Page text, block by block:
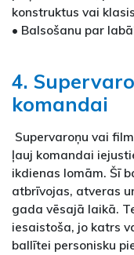
konstruktus vai
• Balsošanu par
4.
komandai
Supervaroņu vai
ļauj komandai
ikdienas lomām. Šī
atbrīvojas, atveras
gada vēsajā laikā.
iesaistoša, jo katrs
ballītei personisku